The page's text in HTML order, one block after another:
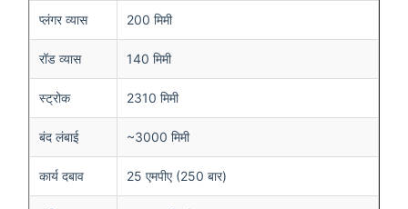
प्लंगर व्यास 200 मिमी
रॉड व्यास 140 मिमी
स्ट्रोक 2310 मिमी
बंद लंबाई ~3000 मिमी
कार्य दबाव 25 एमपीए (250 बार)